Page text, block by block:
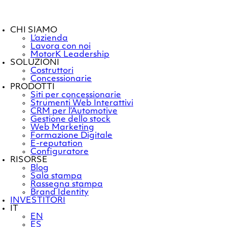
CHI SIAMO
L’azienda
Lavora con noi
MotorK Leadership
SOLUZIONI
Costruttori
Concessionarie
PRODOTTI
Siti per concessionarie
Strumenti Web Interattivi
CRM per l’Automotive
Gestione dello stock
Web Marketing
Formazione Digitale
E-reputation
Configuratore
RISORSE
Blog
Sala stampa
Rassegna stampa
Brand Identity
INVESTITORI
EN
ES